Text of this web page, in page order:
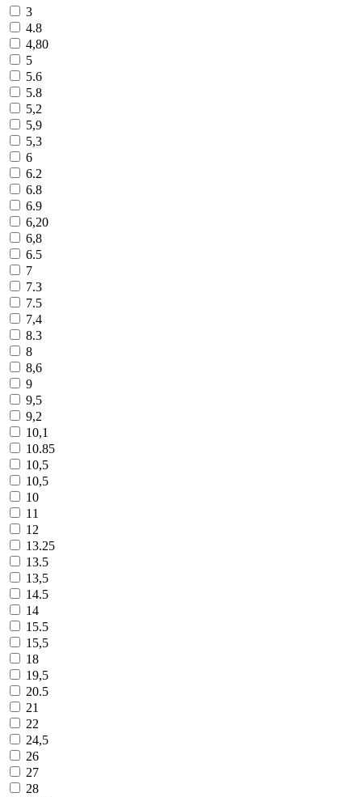
3
4.8
4,80
5
5.6
5.8
5,2
5,9
5,3
6
6.2
6.8
6.9
6,20
6,8
6.5
7
7.3
7.5
7,4
8.3
8
8,6
9
9,5
9,2
10,1
10.85
10,5
10,5
10
11
12
13.25
13.5
13,5
14.5
14
15.5
15,5
18
19,5
20.5
21
22
24,5
26
27
28